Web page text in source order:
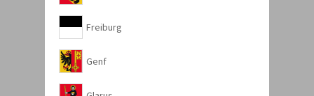
Freiburg
Genf